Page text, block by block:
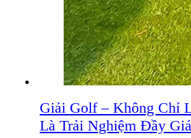
Giải Golf – Không Chỉ
Là Trải Nghiệm Đầy